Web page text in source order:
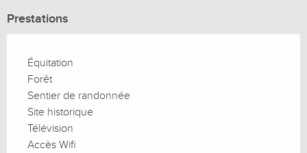
Prestations
Équitation
Forêt
Sentier de randonnée
Site historique
Télévision
Accès Wifi